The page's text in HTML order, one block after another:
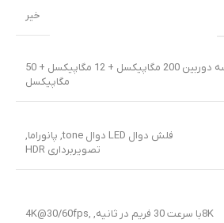
خیر
سه دوربین 200 مگاپیکسل + 12 مگاپیکسل + 50
مگاپیکسل
فلش دوال LED دوال tone, پانوراما,
تصویربرداری HDR
8Kبا سرعت 30 فریم در ثانیه, 4K@30/60fps,